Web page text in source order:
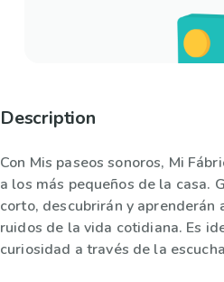
Description
Con Mis paseos sonoros, Mi
a los más pequeños de la casa.
corto, descubrirán y aprenderán
ruidos de la vida cotidiana. Es
curiosidad a través de la